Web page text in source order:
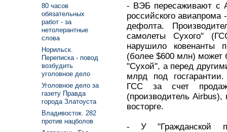
- ВЭБ пересаживают с
российского авиапрома
дефолта.
самолеты Сухого"
нарушило ковенанты
(более $600 млн)
"Сухой", а перед
млрд под
ГСС за счет
(производитель Airbus),
восторге.
- У "Гражданской
80 часов
обязательных
работ - за
нетолерантные
слова
Норильск.
Переписка - повод
возбудить
уголовное дело
Уголовное дело за
газету Правда
города Златоуста
Владивосток. 282
против нацболов